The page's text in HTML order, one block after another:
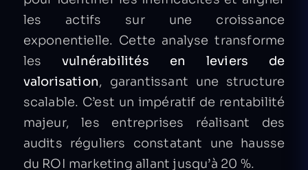
les actifs sur une croissance
exponentielle. Cette analyse transforme
les vulnérabilités en leviers de
valorisation, garantissant une structure
scalable. C’est un impératif de rentabilité
majeur, les entreprises réalisant des
audits réguliers constatant une hausse
du ROI marketing allant jusqu’à 20 %.